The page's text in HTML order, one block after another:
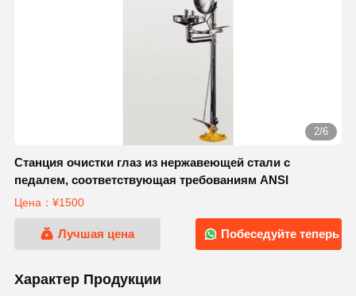
2/6
Станция очистки глаз из нержавеющей стали с
педалем, соответствующая требованиям ANSI
Цена：¥1500
Лучшая цена Побеседуйте теперь
Характер Продукции